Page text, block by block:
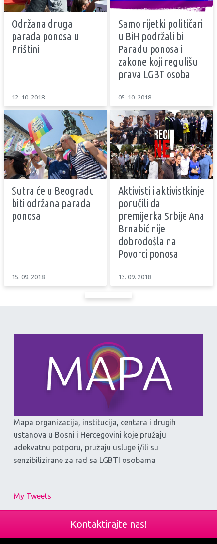
Održana druga
parada ponosa u
Prištini
12. 10. 2018
Samo rijetki političari
u BiH podržali bi
Paradu ponosa i
zakone koji regulišu
prava LGBT osoba
05. 10. 2018
Sutra će u Beogradu
biti održana parada
ponosa
15. 09. 2018
Aktivisti i aktivistkinje
poručili da
premijerka Srbije Ana
Brnabić nije
dobrodošla na
Povorci ponosa
13. 09. 2018
Mapa organizacija, institucija, centara i drugih
ustanova u Bosni i Hercegovini koje pružaju
adekvatnu potporu, pružaju usluge i/ili su
senzibilizirane za rad sa LGBTI osobama
My Tweets
Kontaktirajte nas!